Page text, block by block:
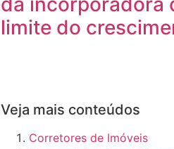
limite do
Veja mais conteúdos
Corretores de Imóveis